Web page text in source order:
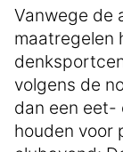
Vanwege de
maatregelen
volgens de
dan een eet-
houden voor